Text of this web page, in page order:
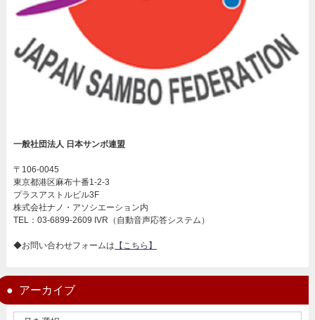
一般社団法人 日本サンボ連盟
〒106-0045
東京都港区麻布十番1-2-3
プラスアストルビル3F
株式会社ナノ・アソシエーション内
TEL：03-6899-2609 IVR（自動音声応答システム）
◆お問い合わせフォームは 【こちら】
アーカイブ